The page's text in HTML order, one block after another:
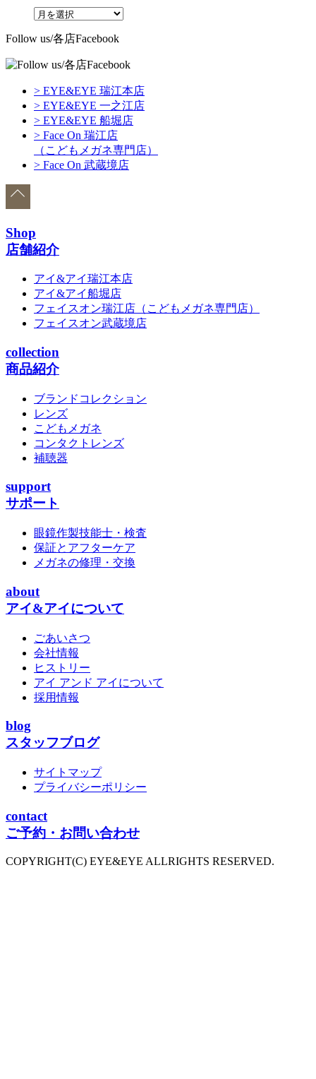
Follow us/各店Facebook
> EYE&EYE 瑞江本店
> EYE&EYE 一之江店
> EYE&EYE 船堀店
> Face On 瑞江店
（こどもメガネ専門店）
> Face On 武蔵境店
Shop
店舗紹介
アイ&アイ瑞江本店
アイ&アイ船堀店
フェイスオン瑞江店 （こどもメガネ専門店）
フェイスオン武蔵境店
collection
商品紹介
ブランドコレクション
レンズ
こどもメガネ
コンタクトレンズ
補聴器
support
サポート
眼鏡作製技能士・検査
保証とアフターケア
メガネの修理・交換
about
アイ&アイについて
ごあいさつ
会社情報
ヒストリー
アイ アンド アイについて
採用情報
blog
スタッフブログ
サイトマップ
プライバシーポリシー
contact
ご予約・お問い合わせ
COPYRIGHT(C) EYE&EYE ALLRIGHTS RESERVED.